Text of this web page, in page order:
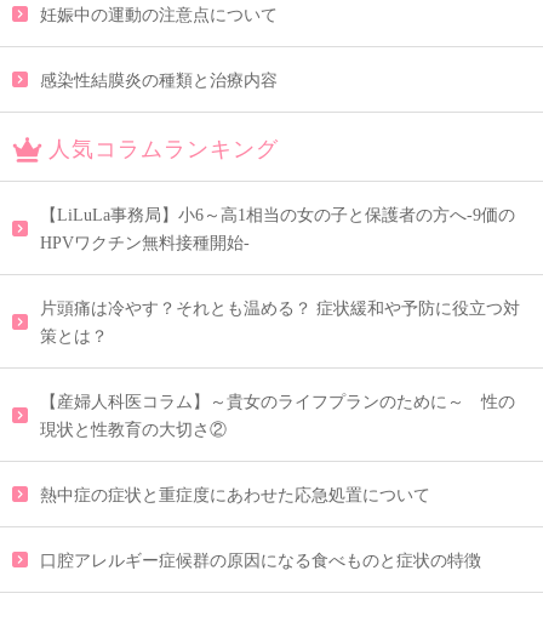
妊娠中の運動の注意点について
感染性結膜炎の種類と治療内容
人気コラムランキング
【LiLuLa事務局】小6～高1相当の女の子と保護者の方へ-9価の
HPVワクチン無料接種開始-
片頭痛は冷やす？それとも温める？ 症状緩和や予防に役立つ対
策とは？
【産婦人科医コラム】～貴女のライフプランのために～ 性の
現状と性教育の大切さ②
熱中症の症状と重症度にあわせた応急処置について
口腔アレルギー症候群の原因になる食べものと症状の特徴